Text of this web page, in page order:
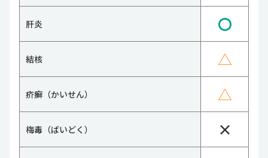
肝炎 〇
結核 △
疥癬（かいせん） △
梅毒（ばいどく） ×